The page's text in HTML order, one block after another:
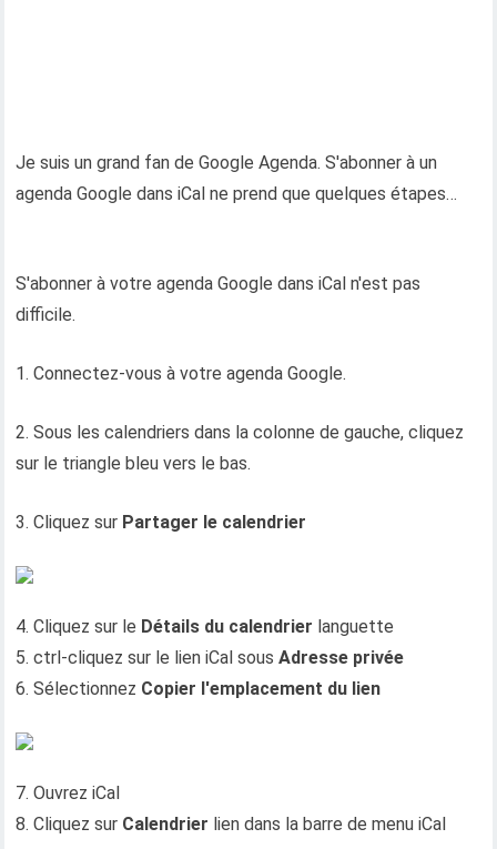
Je suis un grand fan de Google Agenda. S'abonner à un
agenda Google dans iCal ne prend que quelques étapes…
S'abonner à votre agenda Google dans iCal n'est pas
difficile.
1. Connectez-vous à votre agenda Google.
2. Sous les calendriers dans la colonne de gauche, cliquez
sur le triangle bleu vers le bas.
3. Cliquez sur Partager le calendrier
4. Cliquez sur le Détails du calendrier languette
5. ctrl-cliquez sur le lien iCal sousAdresse privée
6. Sélectionnez Copier l'emplacement du lien
7. Ouvrez iCal
8. Cliquez sur Calendrier lien dans la barre de menu iCal